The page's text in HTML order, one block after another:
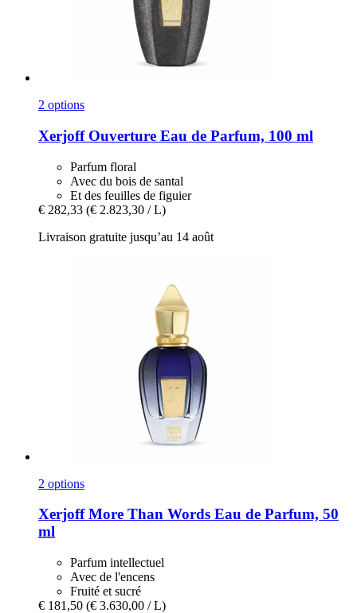
2 options
XerjoffOuverture Eau de Parfum, 100 ml
Parfum floral
Avec du bois de santal
Et des feuilles de figuier
€ 282,33 (€ 2.823,30 / L)
Livraison gratuite jusqu’au 14 août
2 options
XerjoffMore Than Words Eau de Parfum, 50
ml
Parfum intellectuel
Avec de l'encens
Fruité et sucré
€ 181,50 (€ 3.630,00 / L)